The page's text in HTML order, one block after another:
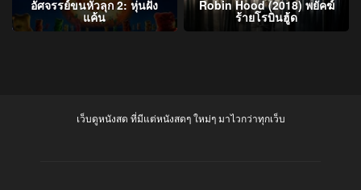
อัศจรรย์ขนหัวลุก 2: หุ่นฝัง
แค้น
Robin Hood (2018) พยัคฆ์
ร้ายโรบินฮู้ด
เว็บดูหนังสด ที่มีแต่หนังสดๆ ใหม่ๆ มาไวกว่าทุกเว็บ